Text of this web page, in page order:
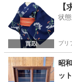
埼玉 所沢市 狭
【
状
プリ
昭
ッ